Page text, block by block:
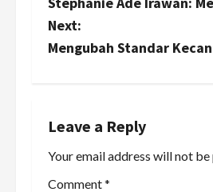
o
s
n
a
Next:
Mengubah Standar
Leave a Reply
Your email address will not
Comment*